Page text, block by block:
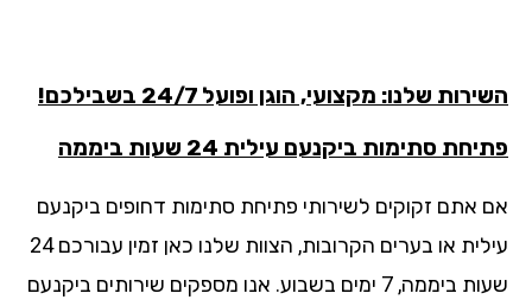
שלנו: מקצועי, הוגן ופועל 24/7 בשבילכם!
סתימות ביקנעם עילית 24 שעות ביממה
אתם זקוקים לשירותי פתיחת סתימות דחופים ביקנעם
עילית או בערים הקרובות, הצוות שלנו כאן זמין עבורכם 24
שעות ביממה, 7 ימים בשבוע. אנו מספקים שירותים ביקנעם